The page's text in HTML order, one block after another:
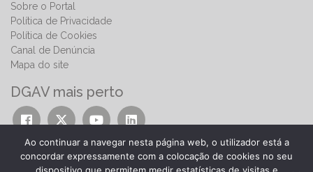
Sobre o Portal
Política de Privacidade
Política de Cookies
Canal de Denúncia
Mapa do site
DGAV mais perto
Ao continuar a navegar nesta página web, o utilizador está a
concordar expressamente com a colocação de cookies no seu